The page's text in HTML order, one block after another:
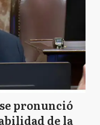
pronunció
de la